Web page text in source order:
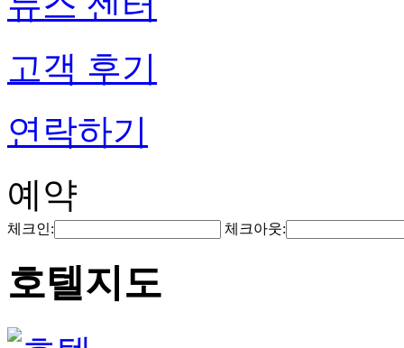
고객 후기
연락하기
예약
체크인: 체크아웃:
호텔지도